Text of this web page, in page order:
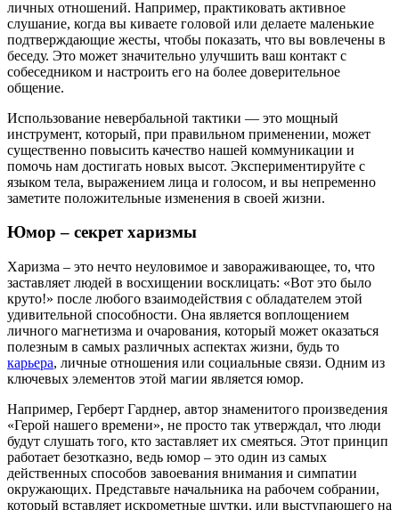
личных отношений. Например, практиковать активное
слушание, когда вы киваете головой или делаете маленькие
подтверждающие жесты, чтобы показать, что вы вовлечены в
беседу. Это может значительно улучшить ваш контакт с
собеседником и настроить его на более доверительное
общение.
Использование невербальной тактики — это мощный
инструмент, который, при правильном применении, может
существенно повысить качество нашей коммуникации и
помочь нам достигать новых высот. Экспериментируйте с
языком тела, выражением лица и голосом, и вы непременно
заметите положительные изменения в своей жизни.
Юмор – секрет харизмы
Харизма – это нечто неуловимое и завораживающее, то, что
заставляет людей в восхищении восклицать: «Вот это было
круто!» после любого взаимодействия с обладателем этой
удивительной способности. Она является воплощением
личного магнетизма и очарования, который может оказаться
полезным в самых различных аспектах жизни, будь то
карьера, личные отношения или социальные связи. Одним из
ключевых элементов этой магии является юмор.
Например, Герберт Гарднер, автор знаменитого произведения
«Герой нашего времени», не просто так утверждал, что люди
будут слушать того, кто заставляет их смеяться. Этот принцип
работает безотказно, ведь юмор – это один из самых
действенных способов завоевания внимания и симпатии
окружающих. Представьте начальника на рабочем собрании,
который вставляет искрометные шутки, или выступающего на